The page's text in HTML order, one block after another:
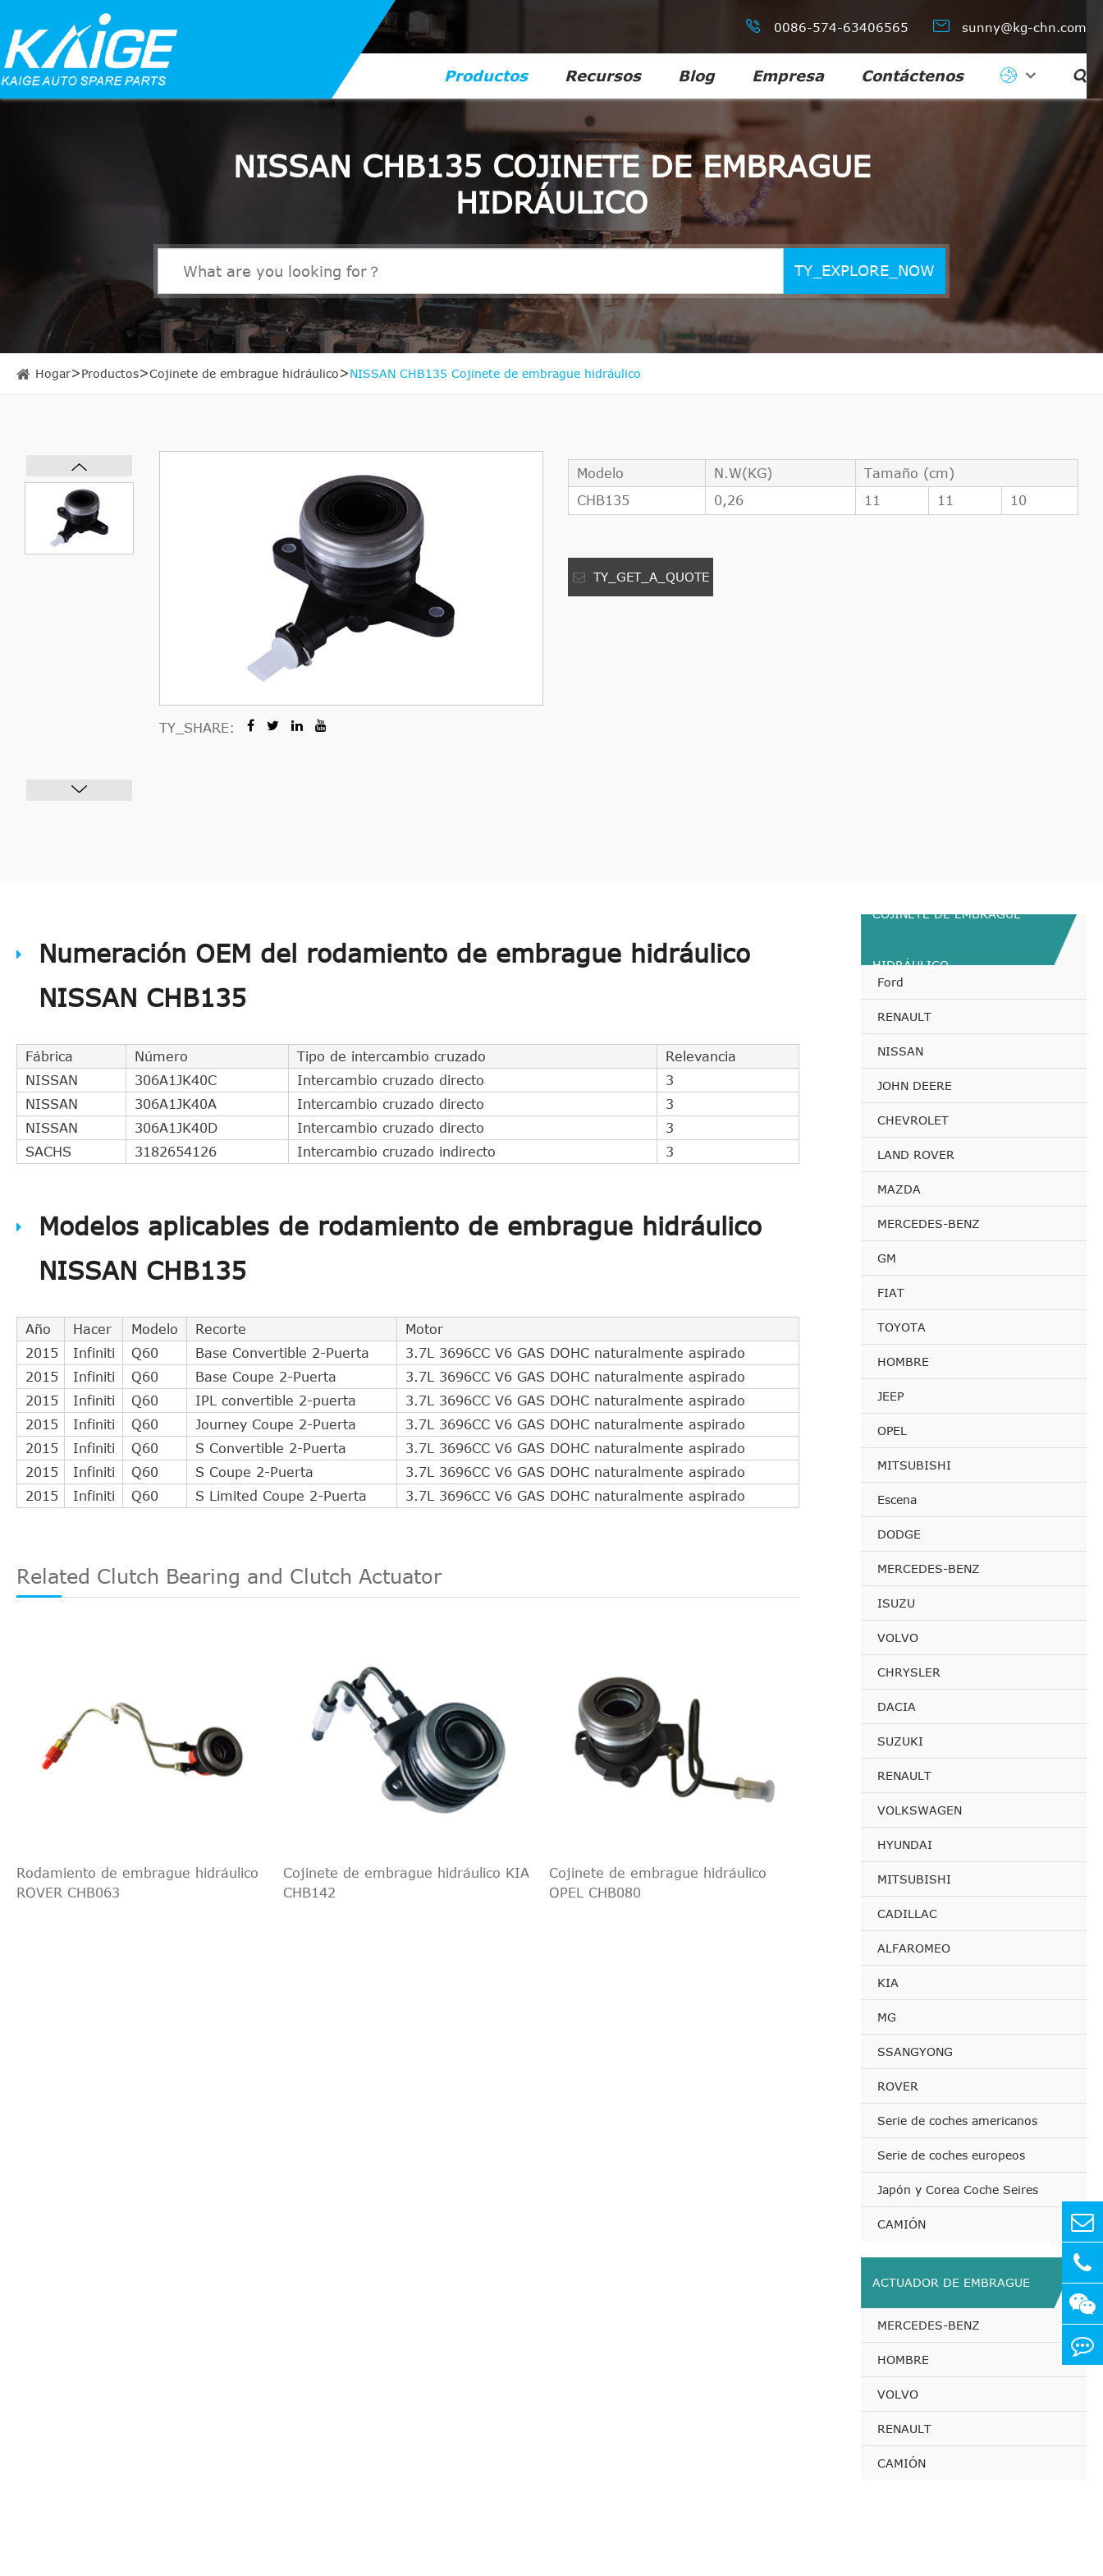
 0086-574-63406565  sunny@kg-chn.com
Productos Recursos Blog Empresa Contáctenos 
NISSAN CHB135 COJINETE DE EMBRAGUE
HIDRÁULICO
TY_EXPLORE_NOW
Hogar Productos Cojinete de embrague hidráulico NISSAN CHB135 Cojinete de embrague hidráulico
TY_SHARE:
Modelo N.W(KG)
Tamaño (cm)
CHB135
0,26 11 11 10
TY_GET_A_QUOTE
Numeración OEM del rodamiento de embrague hidráulico
NISSAN CHB135
Fábrica Número Tipo de intercambio cruzado
Relevancia
NISSAN
306A1JK40C Intercambio cruzado directo
3
NISSAN
306A1JK40A Intercambio cruzado directo
3
NISSAN
306A1JK40D Intercambio cruzado directo
3
SACHS
3182654126 Intercambio cruzado indirecto 3
Modelos aplicables de rodamiento de embrague hidráulico
NISSAN CHB135
Año Hacer Modelo Recorte
Motor
2015
Infiniti Q60 Base Convertible 2-Puerta
3.7L 3696CC V6 GAS DOHC naturalmente aspirado
2015
Infiniti Q60 Base Coupe 2-Puerta
3.7L 3696CC V6 GAS DOHC naturalmente aspirado
2015
Infiniti Q60 IPL convertible 2-puerta
3.7L 3696CC V6 GAS DOHC naturalmente aspirado
2015
Infiniti Q60 Journey Coupe 2-Puerta
3.7L 3696CC V6 GAS DOHC naturalmente aspirado
2015
Infiniti Q60 S Convertible 2-Puerta
3.7L 3696CC V6 GAS DOHC naturalmente aspirado
2015
Infiniti Q60 S Coupe 2-Puerta
3.7L 3696CC V6 GAS DOHC naturalmente aspirado
2015
Infiniti Q60 S Limited Coupe 2-Puerta 3.7L 3696CC V6 GAS DOHC naturalmente aspirado
Related Clutch Bearing and Clutch Actuator
Rodamiento de embrague hidráulico
ROVER CHB063
Cojinete de embrague hidráulico KIA
CHB142
Cojinete de embrague hidráulico
OPEL CHB080
COJINETE DE EMBRAGUE
HIDRÁULICO
Ford
RENAULT
NISSAN
JOHN DEERE
CHEVROLET
LAND ROVER
MAZDA
MERCEDES-BENZ
GM
FIAT
TOYOTA
HOMBRE
JEEP
OPEL
MITSUBISHI
Escena
DODGE
MERCEDES-BENZ
ISUZU
VOLVO
CHRYSLER
DACIA
SUZUKI
RENAULT
VOLKSWAGEN
HYUNDAI
MITSUBISHI
CADILLAC
ALFAROMEO
KIA
MG
SSANGYONG
ROVER
Serie de coches americanos
Serie de coches europeos
Japón y Corea Coche Seires
CAMIÓN
ACTUADOR DE EMBRAGUE
MERCEDES-BENZ
HOMBRE
VOLVO
RENAULT
CAMIÓN